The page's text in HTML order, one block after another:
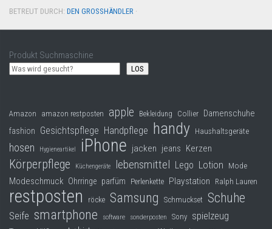
BETREUT DURCH: DEN GROSSHÄNDLER ·
Produkt Suchmaschine
LOS
Amazon amazon restposten apple Bekleidung Collier Damenschuhe
fashion Gesichtspflege Handpflege handy Haushaltsgeräte
hosen Hygieneartikel iPhone jacken jeans Kerzen
Körperpflege Küchengeräte lebensmittel Lego Lotion Mode
Modeschmuck Ohrringe parfüm Perlenkette Playstation Ralph Lauren
restposten röcke Samsung Schmuckset Schuhe
Seife smartphone software sonderposten Sony spielzeug